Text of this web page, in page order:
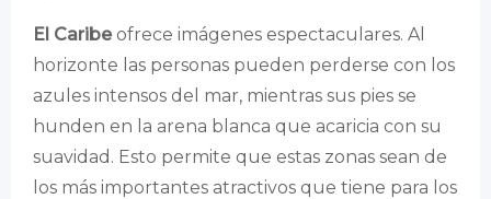
El Caribeofrece imágenes espectaculares. Al
horizonte las personas pueden perderse con los
azules intensos del mar, mientras sus pies se
hunden en la arena blanca que acaricia con su
suavidad. Esto permite que estas zonas sean de
los más importantes atractivos que tiene para los